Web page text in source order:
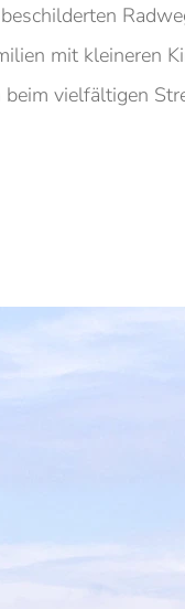
mit kleineren
vielfältigen